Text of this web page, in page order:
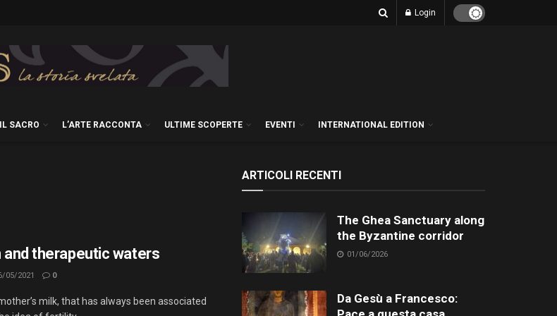
Login
SACRO L’ARTE RACCONTA ULTIME SCOPERTE EVENTI INTERNATIONAL EDITION
and therapeutic waters
05/2021 0
milk, that has always been associated
ARTICOLI RECENTI
The Ghea Sanctuary along
the Byzantine corridor
01/06/2026
Da Gesù a Francesco: